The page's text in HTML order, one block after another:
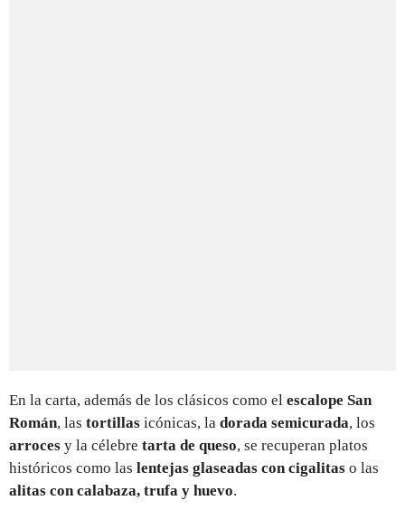
En la carta, además de los clásicos como el escalope San
Román, las tortillas icónicas, la dorada semicurada, los
arroces y la célebre tarta de queso, se recuperan platos
históricos como las lentejas glaseadas con cigalitas o las
alitas con calabaza, trufa y huevo.